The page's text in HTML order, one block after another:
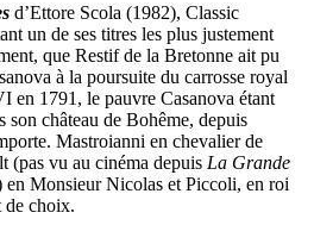
d’Ettore Scola (1982), Classic
un de ses titres les plus justement
que Restif de la Bretonne ait pu
à la poursuite du carrosse royal
en 1791, le pauvre Casanova étant
son château de Bohême, depuis
Mastroianni en chevalier de
(pas vu au cinéma depuis La Grande
Monsieur Nicolas et Piccoli, en roi
de choix.